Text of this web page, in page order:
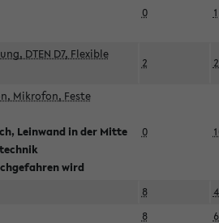
0 1
DTEN D7, Flexible
2
Mikrofon, Feste
Leinwand in der Mitte
wird
0
8
8